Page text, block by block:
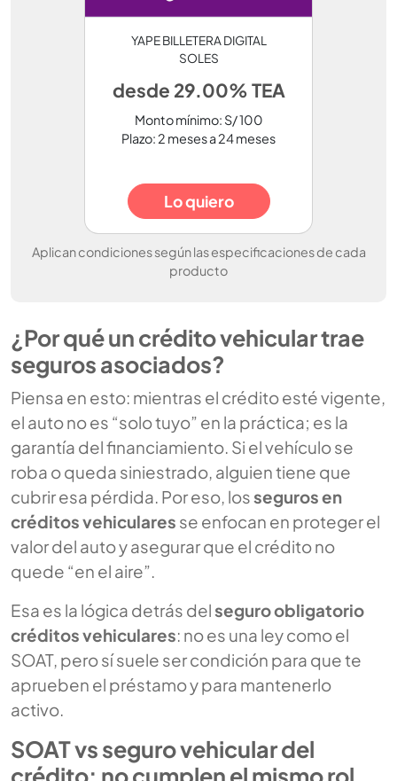
YAPE BILLETERA DIGITAL
SOLES
desde 29.00% TEA
Monto mínimo: S/ 100
Plazo: 2 meses a 24 meses
Lo quiero
Aplican condiciones según las especificaciones de cada
producto
¿Por qué un crédito vehicular trae
seguros asociados?
Piensa en esto: mientras el crédito esté vigente,
el auto no es “solo tuyo” en la práctica; es la
garantía del financiamiento. Si el vehículo se
roba o queda siniestrado, alguien tiene que
cubrir esa pérdida. Por eso, losseguros en
créditos vehiculares se enfocan en proteger el
valor del auto y asegurar que el crédito no
quede “en el aire”.
Esa es la lógica detrás delseguro obligatorio
créditos vehiculares: no es una ley como el
SOAT, pero sí suele ser condición para que te
aprueben el préstamo y para mantenerlo
activo.
SOAT vs seguro vehicular del